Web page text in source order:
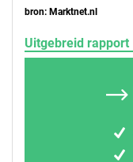
bron: Marktnet.nl
Uitgebreid rapport